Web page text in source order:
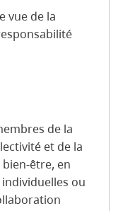
vue de la
de la
et de la
être, en
ou